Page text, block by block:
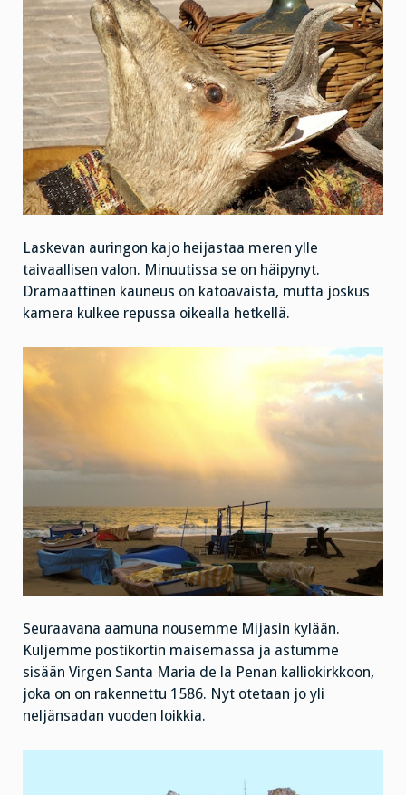
Laskevan auringon kajo heijastaa meren ylle
taivaallisen valon. Minuutissa se on häipynyt.
Dramaattinen kauneus on katoavaista, mutta joskus
kamera kulkee repussa oikealla hetkellä.
Seuraavana aamuna nousemme Mijasin kylään.
Kuljemme postikortin maisemassa ja astumme
sisään Virgen Santa Maria de la Penan kalliokirkkoon,
joka on on rakennettu 1586. Nyt otetaan jo yli
neljänsadan vuoden loikkia.